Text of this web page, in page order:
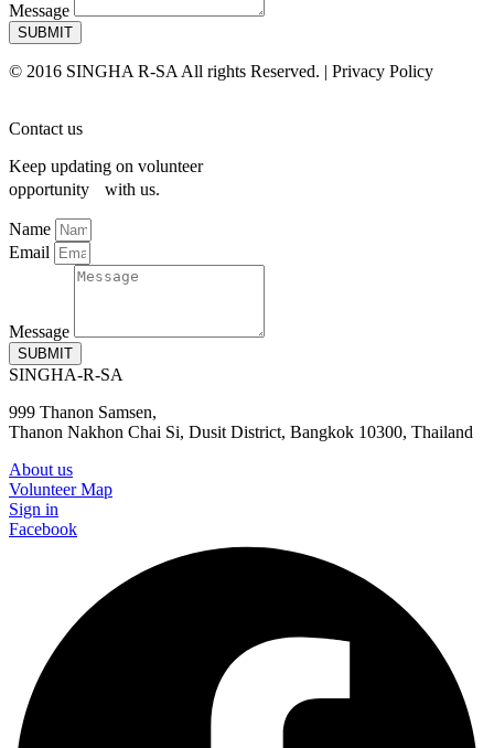
Message
SUBMIT
© 2016 SINGHA R-SA All rights Reserved. | Privacy Policy
Contact us
Keep updating on volunteer
opportunity with us.
Name
Email
Message
SUBMIT
SINGHA-R-SA
999 Thanon Samsen,
Thanon Nakhon Chai Si, Dusit District, Bangkok 10300, Thailand
About us
Volunteer Map
Sign in
Facebook